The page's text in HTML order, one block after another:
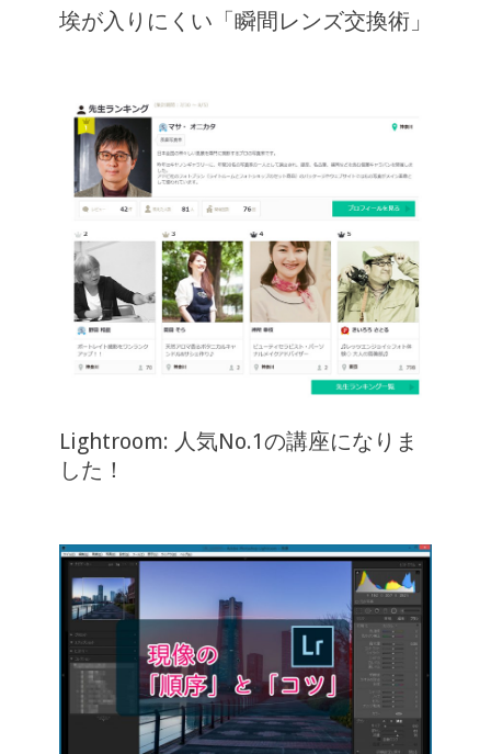
埃が入りにくい「瞬間レンズ交換術」
Lightroom: 人気No.1の講座になりま
した！